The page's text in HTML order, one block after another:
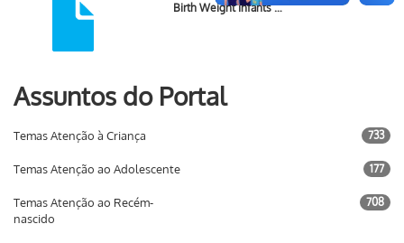
Birth Weight Infants …
Assuntos do Portal
Temas Atenção à Criança 733
Temas Atenção ao Adolescente 177
Temas Atenção ao Recém-
nascido
708